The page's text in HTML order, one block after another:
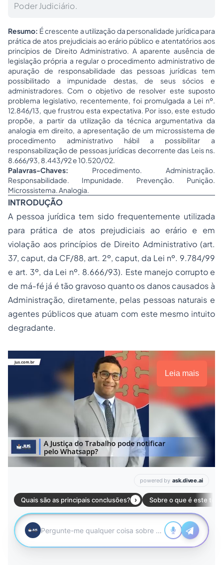
Poder Judiciário.
Resumo: É crescente a utilização da personalidade jurídica para
prática de atos prejudiciais ao erário público e atentatórios aos
princípios de Direito Administrativo. A aparente ausência de
legislação própria a regular o procedimento administrativo de
apuração de responsabilidade das pessoas jurídicas tem
possibilitado a impunidade destas, de seus sócios e
administradores. Com o objetivo de resolver este suposto
problema legislativo, recentemente, foi promulgada a Lei nº.
12.846/13, que frustrou esta expectativa. Por isso, este estudo
propõe, a partir da utilização da técnica argumentativa da
analogia em direito, a apresentação de um microssistema de
procedimento administrativo hábil a possibilitar a
responsabilização de pessoas jurídicas decorrente das Leis ns.
8.666/93, 8.443/92 e 10.520/02.
Palavras-Chaves: Procedimento. Administração.
Responsabilidade. Impunidade. Prevenção. Punição.
Microssistema. Analogia.
INTRODUÇÃO
A pessoa jurídica tem sido frequentemente utilizada
para prática de atos prejudiciais ao erário e em
violação aos princípios de Direito Administrativo (art.
37, caput, da CF/88, art. 2º, caput, da Lei nº. 9.784/99
e art. 3º, da Lei nº. 8.666/93). Este manejo corrupto e
de má-fé já é tão gravoso quanto os danos causados à
Administração, diretamente, pelas pessoas naturais e
agentes públicos que atuam com este mesmo intuito
degradante.
Leia mais